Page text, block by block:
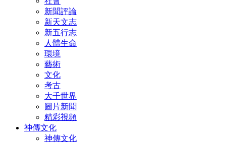
新聞評論
新天文志
新五行志
人體生命
環境
藝術
文化
考古
大千世界
圖片新聞
精彩視頻
神傳文化
神傳文化